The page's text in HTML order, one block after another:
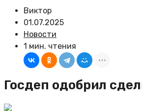
Виктор
01.07.2025
Новости
1 мин. чтения
Госдеп одобрил